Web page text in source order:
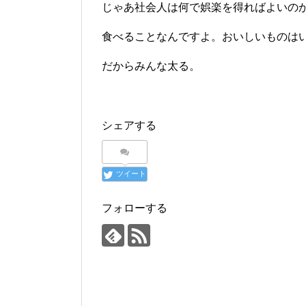
じゃあ社会人は何で娯楽を得ればよいのか
食べることなんですよ。おいしいものは
だからみんな太る。
シェアする
ツイート
フォローする